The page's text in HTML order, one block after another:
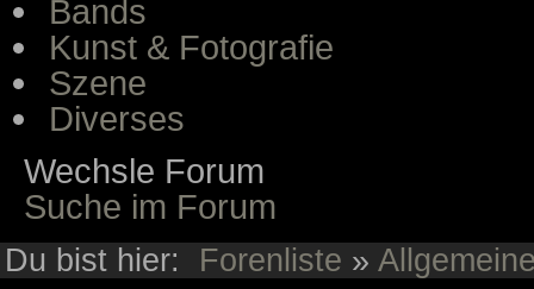
Bands
Kunst & Fotografie
Szene
Diverses
Wechsle Forum
Suche im Forum
Du bist hier: Forenliste »